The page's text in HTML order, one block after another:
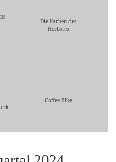
Die Farben des
Herbstes
Coffee Bike